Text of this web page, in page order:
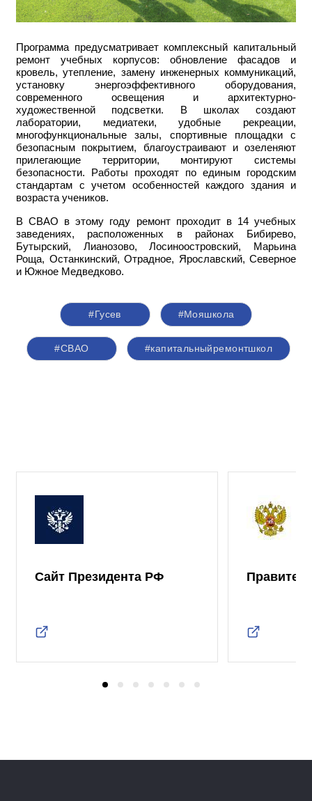
Программа предусматривает комплексный капитальный
ремонт учебных корпусов: обновление фасадов и
кровель, утепление, замену инженерных коммуникаций,
установку энергоэффективного оборудования,
современного освещения и архитектурно-
художественной подсветки. В школах создают
лаборатории, медиатеки, удобные рекреации,
многофункциональные залы, спортивные площадки с
безопасным покрытием, благоустраивают и озеленяют
прилегающие территории, монтируют системы
безопасности. Работы проходят по единым городским
стандартам с учетом особенностей каждого здания и
возраста учеников.
В СВАО в этому году ремонт проходит в 14 учебных
заведениях, расположенных в районах Бибирево,
Бутырский, Лианозово, Лосиноостровский, Марьина
Роща, Останкинский, Отрадное, Ярославский, Северное
и Южное Медведково.
#Гусев #Мояшкола
#СВАО #капитальныйремонтшкол
Сайт Президента РФ